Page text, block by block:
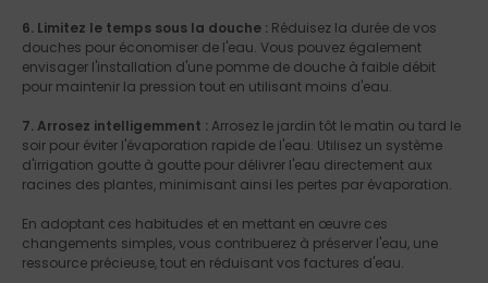
6. Limitez le temps sous la douche : Réduisez la durée de vos
douches pour économiser de l'eau. Vous pouvez également
envisager l'installation d'une pomme de douche à faible débit
pour maintenir la pression tout en utilisant moins d'eau.
7. Arrosez intelligemment : Arrosez le jardin tôt le matin ou tard le
soir pour éviter l'évaporation rapide de l'eau. Utilisez un système
d'irrigation goutte à goutte pour délivrer l'eau directement aux
racines des plantes, minimisant ainsi les pertes par évaporation.
En adoptant ces habitudes et en mettant en œuvre ces
changements simples, vous contribuerez à préserver l'eau, une
ressource précieuse, tout en réduisant vos factures d'eau.